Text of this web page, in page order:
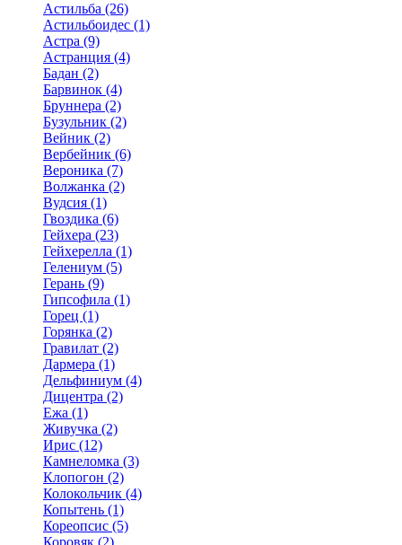
Астильба (26)
Астильбоидес (1)
Астра (9)
Астранция (4)
Бадан (2)
Барвинок (4)
Бруннера (2)
Бузульник (2)
Вейник (2)
Вербейник (6)
Вероника (7)
Волжанка (2)
Вудсия (1)
Гвоздика (6)
Гейхера (23)
Гейхерелла (1)
Гелениум (5)
Герань (9)
Гипсофила (1)
Горец (1)
Горянка (2)
Гравилат (2)
Дармера (1)
Дельфиниум (4)
Дицентра (2)
Ежа (1)
Живучка (2)
Ирис (12)
Камнеломка (3)
Клопогон (2)
Колокольчик (4)
Копытень (1)
Кореопсис (5)
Коровяк (2)